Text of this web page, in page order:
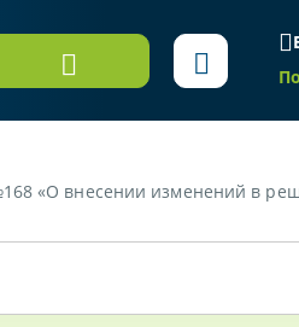
районного Совета депутатов от 29